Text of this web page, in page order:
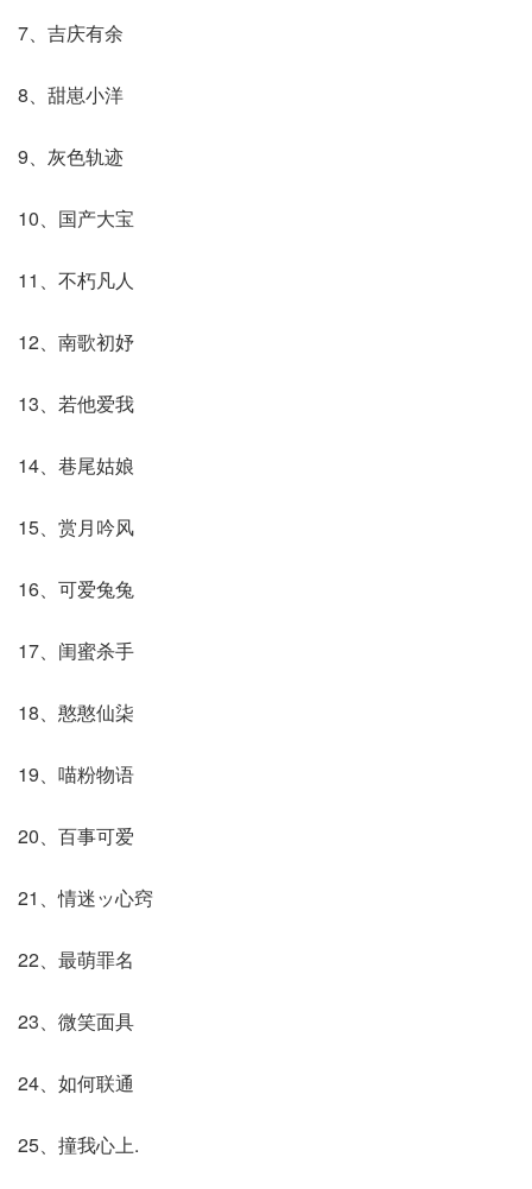
7、吉庆有余
8、甜崽小洋
9、灰色轨迹
10、国产大宝
11、不朽凡人
12、南歌初妤
13、若他爱我
14、巷尾姑娘
15、赏月吟风
16、可爱兔兔
17、闺蜜杀手
18、憨憨仙柒
19、喵粉物语
20、百事可爱
21、情迷ッ心窍
22、最萌罪名
23、微笑面具
24、如何联通
25、撞我心上.